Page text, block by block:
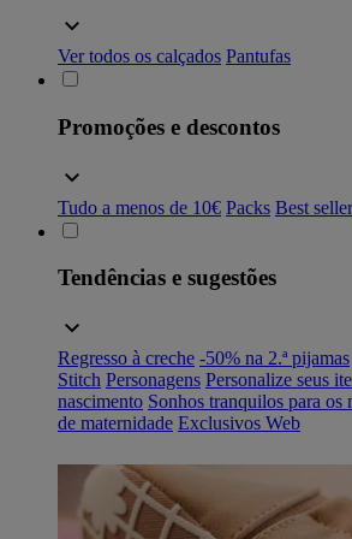
Ver todos os calçados Pantufas
Promoções e descontos
Tudo a menos de 10€ Packs Best
Tendências e sugestões
Regresso à creche -50% na 2.ª pijamas
Stitch Personagens Personalize seus
nascimento Sonhos tranquilos para os
de maternidade Exclusivos Web